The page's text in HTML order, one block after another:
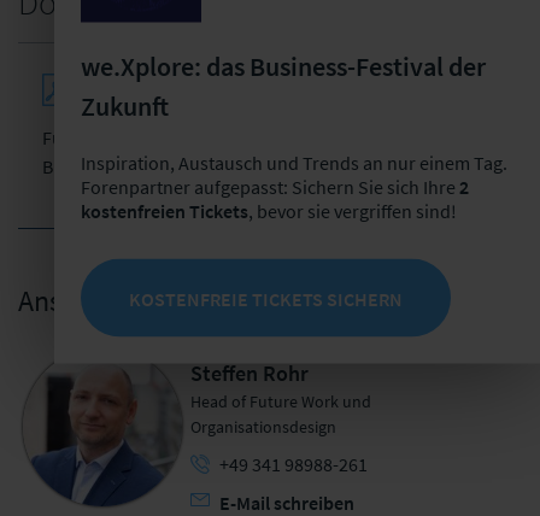
Future Work Befragungsreihe − Arbeitsorte und
Büroräume
Future Work Befragungsreihe − Arbeitsorte und
Büroräume
1.88 MB
Ansprechpartner
Steffen Rohr
Head of Future Work und
Organisationsdesign
+49 341 98988-261
E-Mail schreiben
we.Xplore: das Business-Festival der
Zukunft
Inspiration, Austausch und Trends an nur einem Tag.
Forenpartner aufgepasst: Sichern Sie sich Ihre 2
kostenfreien Tickets, bevor sie vergriffen sind!
KOSTENFREIE TICKETS SICHERN